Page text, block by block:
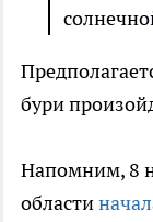
бури
Напомним, 8
области